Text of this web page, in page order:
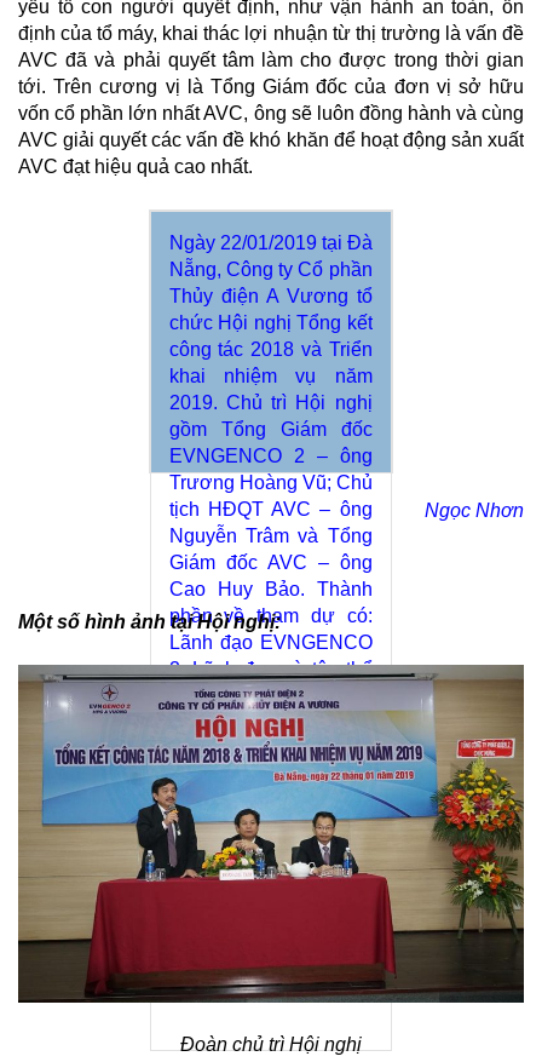
yếu tố con người quyết định, như vận hành an toàn, ổn
định của tổ máy, khai thác lợi nhuận từ thị trường là vấn đề
AVC đã và phải quyết tâm làm cho được trong thời gian
tới. Trên cương vị là Tổng Giám đốc của đơn vị sở hữu
vốn cổ phần lớn nhất AVC, ông sẽ luôn đồng hành và cùng
AVC giải quyết các vấn đề khó khăn để hoạt động sản xuất
AVC đạt hiệu quả cao nhất.
Ngày 22/01/2019 tại Đà
Nẵng, Công ty Cổ phần
Thủy điện A Vương tổ
chức Hội nghị Tổng kết
công tác 2018 và Triển
khai nhiệm vụ năm
2019. Chủ trì Hội nghị
gồm Tổng Giám đốc
EVNGENCO 2 – ông
Trương Hoàng Vũ; Chủ
tịch HĐQT AVC – ông
Nguyễn Trâm và Tổng
Giám đốc AVC – ông
Cao Huy Bảo. Thành
phần về tham dự có:
Lãnh đạo EVNGENCO
2; Lãnh đạo và tập thể
CBCNV AVC. Hội nghị
đã diễn ra thành công
tốt đẹp, có nhiều bài
tham luận cũng như
đóng góp ý kiến của
đại diện đơn vị thuộc
AVC. Hội nghị cũng
trao tặng nhiều bằng
nhân có thành tích xuất
sắc trong năm 2018.
Ngọc Nhơn
Một số hình ảnh tại Hội nghị:
Đoàn chủ trì Hội nghị